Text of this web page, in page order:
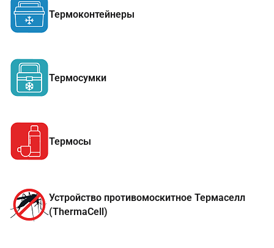
Термоконтейнеры
Термосумки
Термосы
Устройство противомоскитное Термаселл
(ThermaCell)